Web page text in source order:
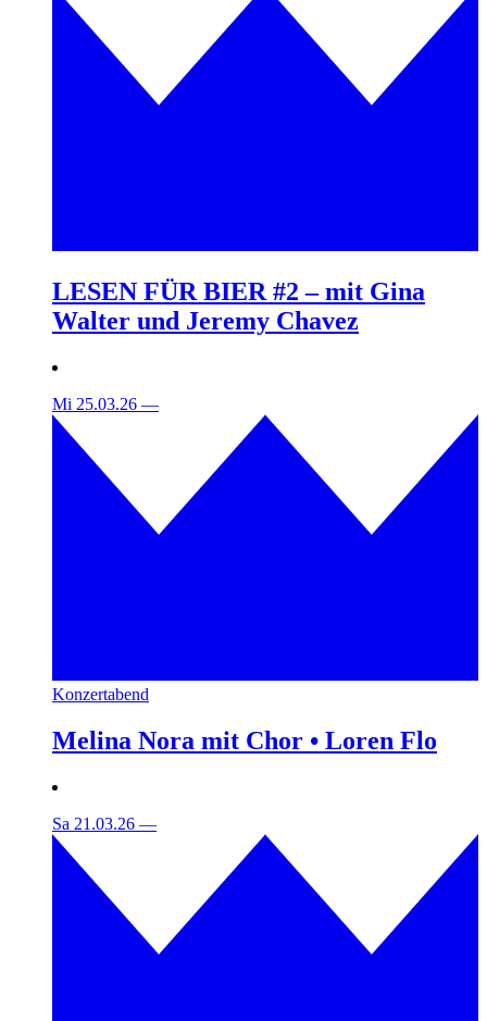
LESEN FÜR BIER #2 – mit Gina
Walter und Jeremy Chavez
Mi 25.03.26 —
Konzertabend
Melina Nora mit Chor • Loren Flo
Sa 21.03.26 —